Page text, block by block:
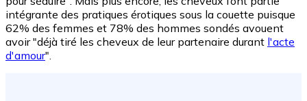
intégrante des pratiques érotiques sous la couette puisque
62% des femmes et 78% des hommes sondés avouent
avoir "déjà tiré les cheveux de leur partenaire durant l'acte
d'amour".